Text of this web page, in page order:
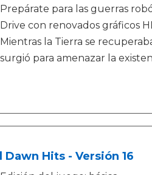
Prepárate para las guerras
Drive con renovados gráficos
Mientras la Tierra se
surgió para amenazar la
Dawn Hits - Versión 16